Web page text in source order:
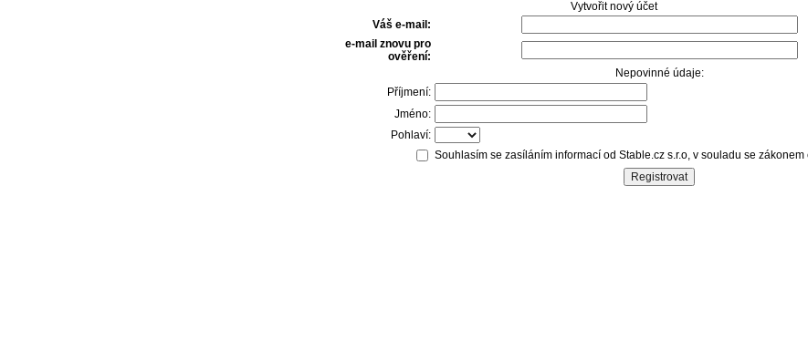
Vytvořit nový účet
Váš e-mail:
e-mail znovu pro
ověření:
Nepovinné údaje:
Příjmení:
Jméno:
Pohlaví:
Souhlasím se zasíláním informací od Stable.cz s.r.o, v souladu se zákonem